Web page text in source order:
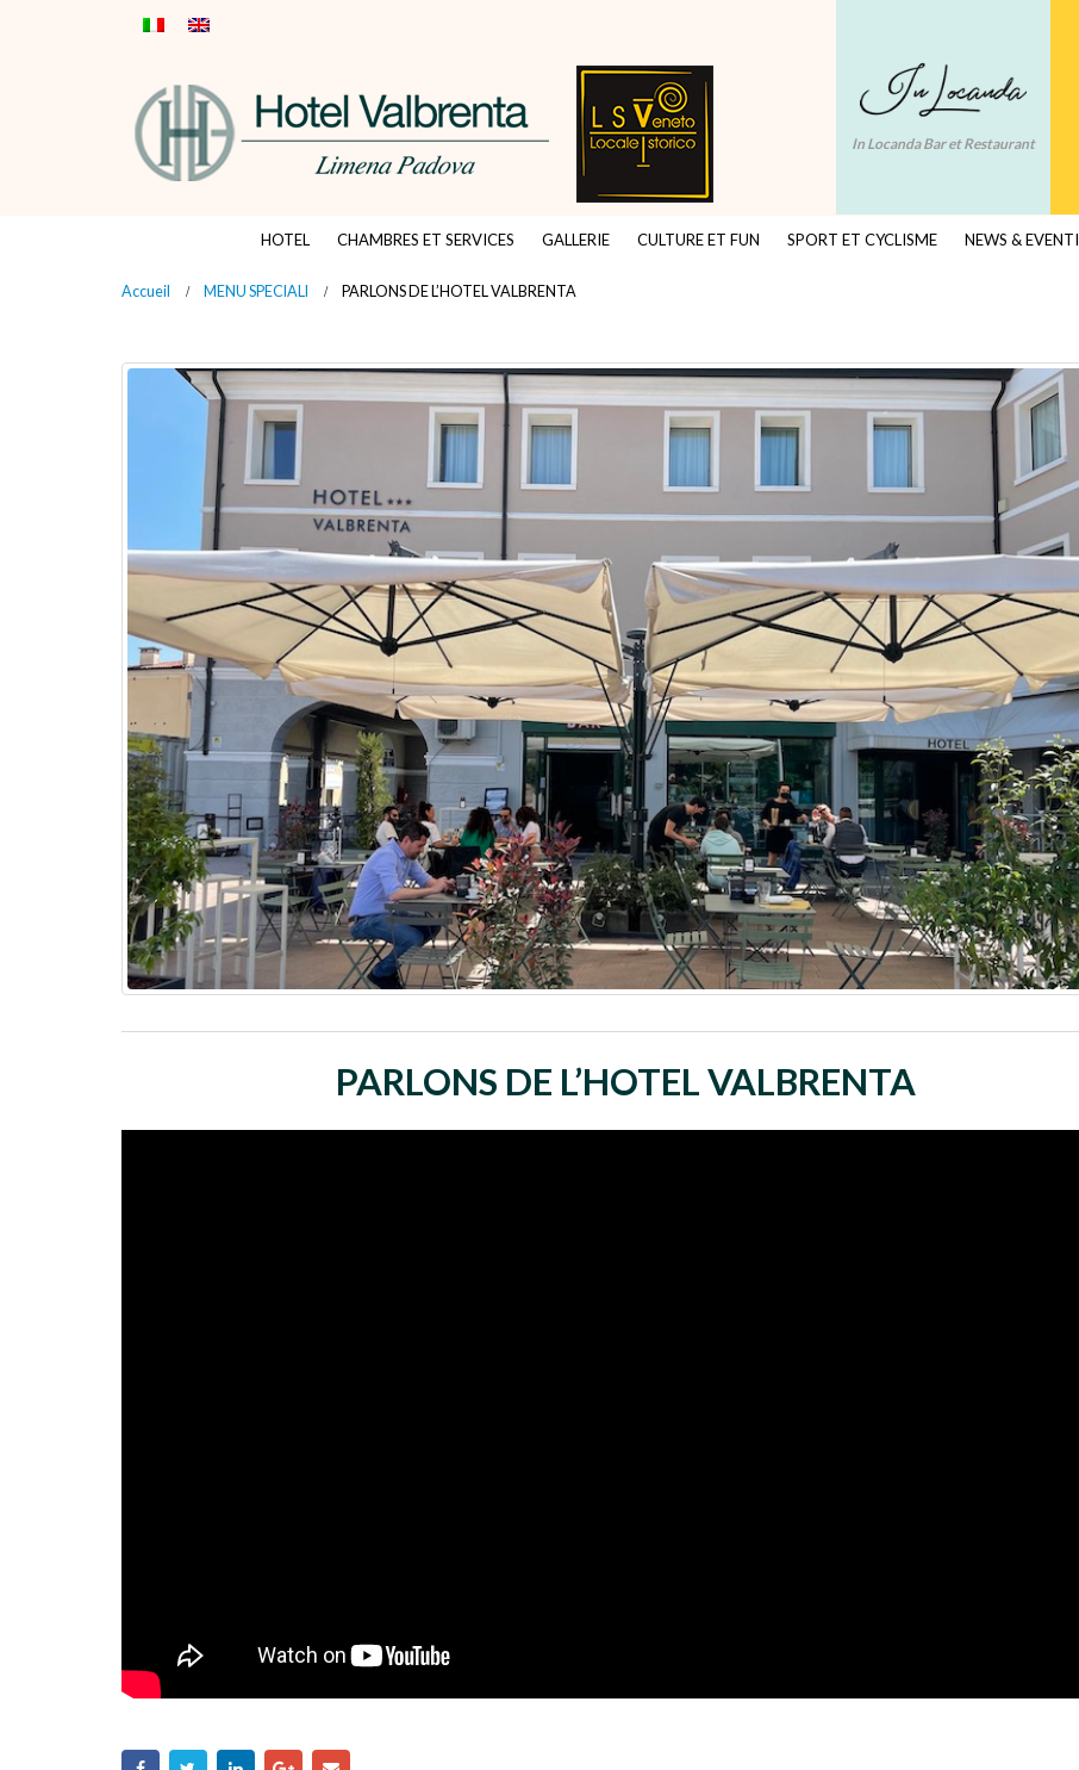
In Locanda Bar et Restaurant
HOTEL CHAMBRES ET SERVICES GALLERIE CULTURE ET FUN SPORT ET CYCLISME NEWS & EVENTI
Accueil MENU SPECIALI PARLONS DE L’HOTEL VALBRENTA
PARLONS DE L’HOTEL VALBRENTA